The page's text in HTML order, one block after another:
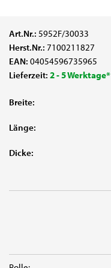
Art.Nr.: 5952F/30033
Herst.Nr.: 7100211827
EAN: 04054596735965
Lieferzeit: 2 - 5 Werktage*
Breite:
Länge:
Dicke: